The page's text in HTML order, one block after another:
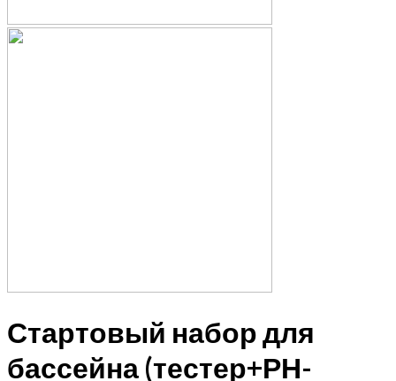
Стартовый набор для
бассейна (тестер+РН-